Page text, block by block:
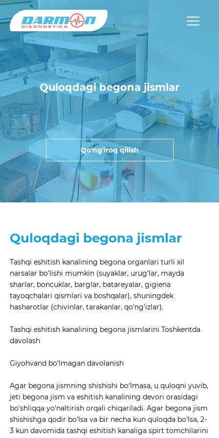
Quloqdagi begona jismlar
Qo'ng'iroq qilish
Quloqdagi begona jismlar
Tashqi eshitish kanalining begona organlari turli xil
narsalar bo'lishi mumkin (suyaklar, urug'lar, mayda
sharlar, boncuklar, barglar, batareyalar, gigiena
tayoqchalari qismlari va boshqalar), shuningdek
hasharotlar (chivinlar, tarakanlar, qo'ng'izlar).
Tashqi eshitish kanalining begona jismlarini Toshkentda
davolash
Giyohvand bo'lmagan davolanish
Agar begona jismning shishishi bo'lmasa, u quloqni yuvib,
jeti begona jism va eshitish kanalining devori orasidagi
bo'shliqqa yo'naltirish orqali chiqariladi. Agar begona jism
shishishga qodir bo'lsa va bir necha kun quloqda bo'lsa, 2-
3 kun davomida tashqi eshitish kanaliga spirt tomchilarini